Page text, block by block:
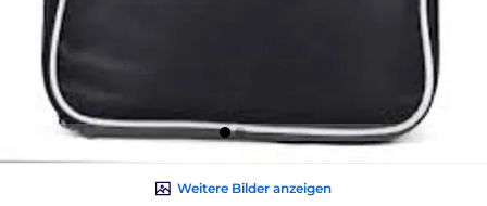
Weitere Bilder anzeigen